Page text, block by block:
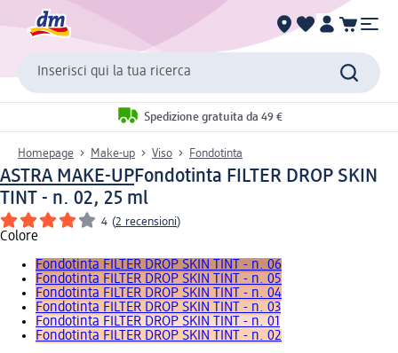
Inserisci qui la tua ricerca
Spedizione gratuita da 49 €
Homepage Make-up Viso Fondotinta
ASTRA MAKE-UPFondotinta FILTER DROP SKIN
TINT - n. 02, 25 ml
4 (2 recensioni)
Colore
Fondotinta FILTER DROP SKIN TINT - n. 06
Fondotinta FILTER DROP SKIN TINT - n. 05
Fondotinta FILTER DROP SKIN TINT - n. 04
Fondotinta FILTER DROP SKIN TINT - n. 03
Fondotinta FILTER DROP SKIN TINT - n. 01
Fondotinta FILTER DROP SKIN TINT - n. 02